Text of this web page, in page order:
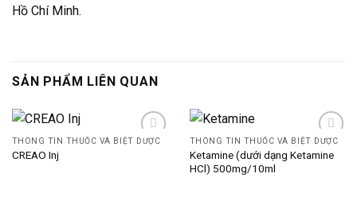
Hồ Chí Minh.
SẢN PHẨM LIÊN QUAN
THÔNG TIN THUỐC VÀ BIỆT DƯỢC
CREAO Inj
THÔNG TIN THUỐC VÀ BIỆT DƯỢC
Ketamine (dưới dạng Ketamine
HCl) 500mg/10ml